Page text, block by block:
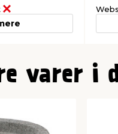
varer i